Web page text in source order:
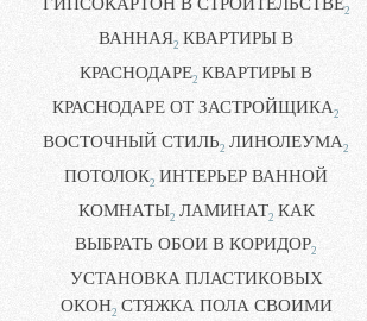
2
ВАННАЯ2 КВАРТИРЫ В
КРАСНОДАРЕ2 КВАРТИРЫ В
КРАСНОДАРЕ ОТ ЗАСТРОЙЩИКА2
ВОСТОЧНЫЙ СТИЛЬ2 ЛИНОЛЕУМА2
ПОТОЛОК2 ИНТЕРЬЕР ВАННОЙ
КОМНАТЫ2 ЛАМИНАТ2 КАК
ВЫБРАТЬ ОБОИ В КОРИДОР2
УСТАНОВКА ПЛАСТИКОВЫХ
ОКОН2 СТЯЖКА ПОЛА СВОИМИ